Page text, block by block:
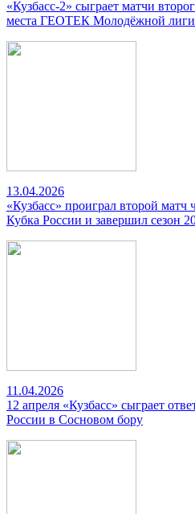
«Кузбасс-2» сыграет матчи
места ГЕОТЕК Молодёжной лиги
13.04.2026
«Кузбасс» проиграл второй матч
Кубка России и завершил сезон
11.04.2026
12 апреля «Кузбасс» сыграет
России в Сосновом бору